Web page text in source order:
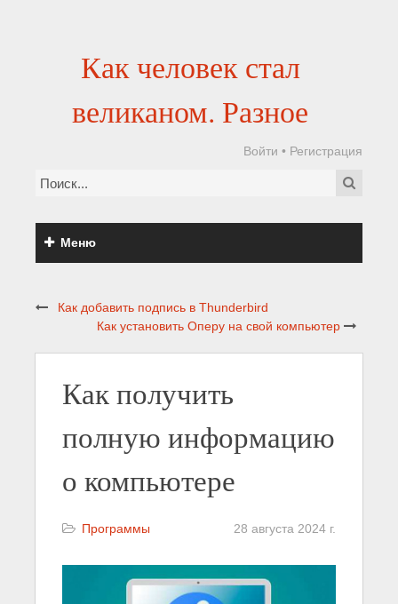
Как человек стал
великаном. Разное
Войти • Регистрация
Меню
Как добавить подпись в Thunderbird
Как установить Оперу на свой компьютер
Как получить
полную информацию
о компьютере
Программы 28 августа 2024 г.